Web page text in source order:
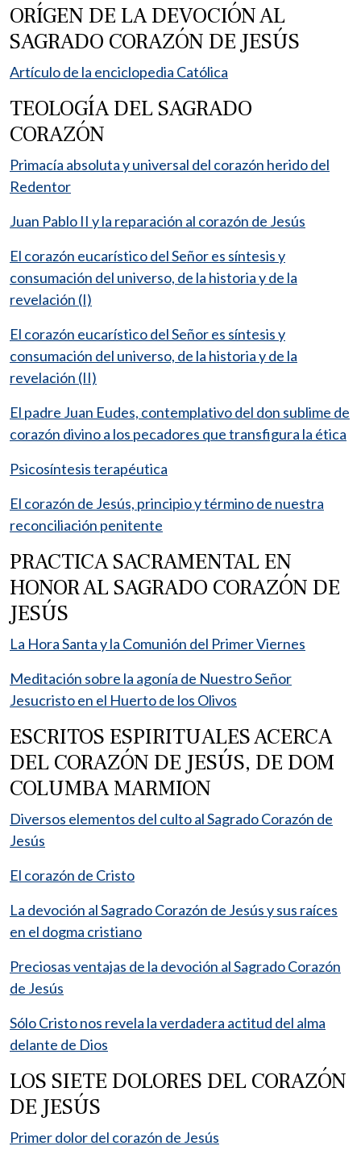
ORÍGEN DE LA DEVOCIÓN AL
SAGRADO CORAZÓN DE JESÚS
Artículo de la enciclopedia Católica
TEOLOGÍA DEL SAGRADO
CORAZÓN
Primacía absoluta y universal del corazón herido del
Redentor
Juan Pablo II y la reparación al corazón de Jesús
El corazón eucarístico del Señor es síntesis y
consumación del universo, de la historia y de la
revelación (I)
El corazón eucarístico del Señor es síntesis y
consumación del universo, de la historia y de la
revelación (II)
El padre Juan Eudes, contemplativo del don sublime de
corazón divino a los pecadores que transfigura la ética
Psicosíntesis terapéutica
El corazón de Jesús, principio y término de nuestra
reconciliación penitente
PRACTICA SACRAMENTAL EN
HONOR AL SAGRADO CORAZÓN DE
JESÚS
La Hora Santa y la Comunión del Primer Viernes
Meditación sobre la agonía de Nuestro Señor
Jesucristo en el Huerto de los Olivos
ESCRITOS ESPIRITUALES ACERCA
DEL CORAZÓN DE JESÚS, DE DOM
COLUMBA MARMION
Diversos elementos del culto al Sagrado Corazón de
Jesús
El corazón de Cristo
La devoción al Sagrado Corazón de Jesús y sus raíces
en el dogma cristiano
Preciosas ventajas de la devoción al Sagrado Corazón
de Jesús
Sólo Cristo nos revela la verdadera actitud del alma
delante de Dios
LOS SIETE DOLORES DEL CORAZÓN
DE JESÚS
Primer dolor del corazón de Jesús